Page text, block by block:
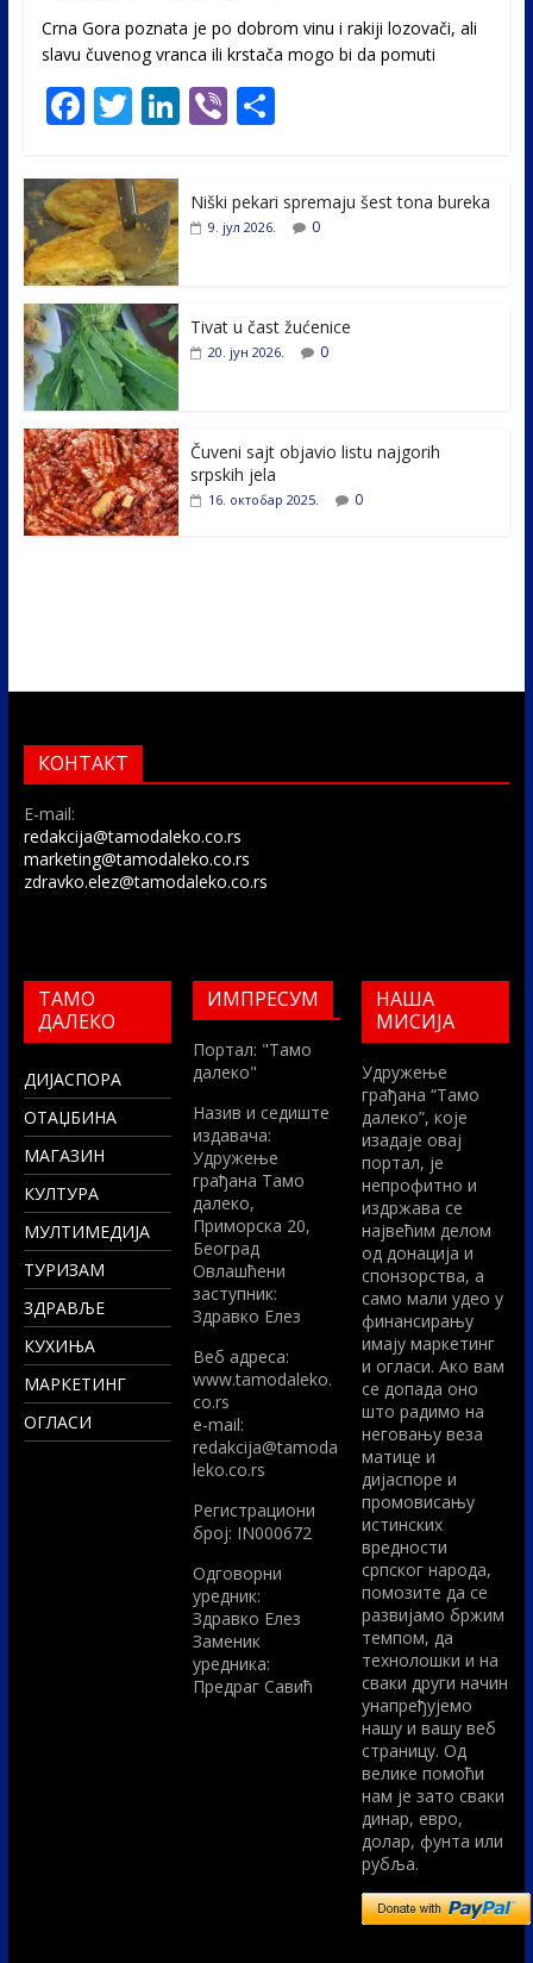
Crna Gora poznata je po dobrom vinu i rakiji lozovači, ali
slavu čuvenog vranca ili krstača mogo bi da pomuti
F
e
b
o
o
k
T
itt
er
Li
e
Vi
er
S
e
Niški pekari spremaju šest tona bureka
9. јул 2026. 0
Tivat u čast žućenice
20. јун 2026. 0
Čuveni sajt objavio listu najgorih
srpskih jela
16. октобар 2025. 0
КОНТАКТ
E-mail:
redakcija@tamodaleko.co.rs
marketing@tamodaleko.co.rs
zdravko.elez@tamodaleko.co.rs
ТАМО
ДАЛЕКО
ДИЈАСПОРА
ОТАЏБИНА
МАГАЗИН
КУЛТУРА
МУЛТИМЕДИЈА
ТУРИЗАМ
ЗДРАВЉЕ
КУХИЊА
МАРКЕТИНГ
ОГЛАСИ
ИМПРЕСУМ
Портал: "Тамо
далеко"
Назив и седиште
издавача:
Удружење
грађана Тамо
далеко,
Приморска 20,
Београд
Овлашћени
заступник:
Здравко Елез
Вeб адреса:
www.tamodaleko.
co.rs
e-mail:
redakcija@tamoda
leko.co.rs
Регистрациони
број: IN000672
Одговорни
уредник:
Здравко Елез
Заменик
уредника:
Предраг Савић
НАША
МИСИЈА
Удружење
грађана “Тамо
далеко”, које
изадаје овај
портал, је
непрофитно и
издржава се
највећим делом
од донација и
спонзорства, а
само мали удео у
финансирању
имају маркетинг
и огласи. Ако вам
се допада оно
што радимо на
неговању веза
матице и
дијаспоре и
промовисању
истинских
вредности
српског народа,
помозите да се
развијамо бржим
темпом, да
технолошки и на
сваки други начин
унапређујемо
нашу и вашу веб
страницу. Од
велике помоћи
нам је зато сваки
динар, евро,
долар, фунта или
рубља.